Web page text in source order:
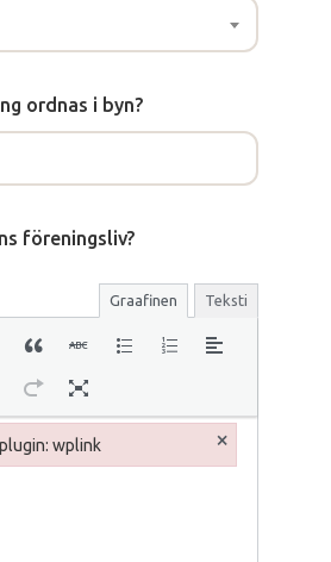
ordnas i byn?
föreningsliv?
Graafinen Teksti
wplink ×
wplink